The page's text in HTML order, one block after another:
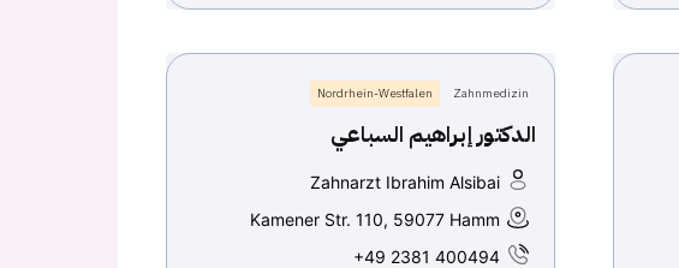
Zahnmedizin
Nordrhein-Westfalen
الدكتور إبراهيم السباعي
Zahnarzt Ibrahim Alsibai
Kamener Str. 110, 59077 Hamm
+49 2381 400494